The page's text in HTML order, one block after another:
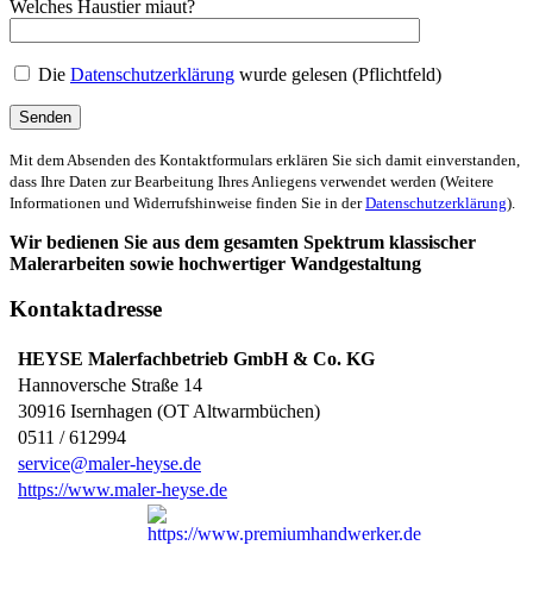
Welches Haustier miaut?
Die Datenschutzerklärung wurde gelesen (Pflichtfeld)
Mit dem Absenden des Kontaktformulars erklären Sie sich damit einverstanden,
dass Ihre Daten zur Bearbeitung Ihres Anliegens verwendet werden (Weitere
Informationen und Widerrufshinweise finden Sie in derDatenschutzerklärung).
Wir bedienen Sie aus dem gesamten Spektrum klassischer
Malerarbeiten sowie hochwertiger Wandgestaltung
Kontaktadresse
HEYSE Malerfachbetrieb GmbH & Co. KG
Hannoversche Straße 14
30916 Isernhagen (OT Altwarmbüchen)
0511 / 612994
service@maler-heyse.de
https://www.maler-heyse.de